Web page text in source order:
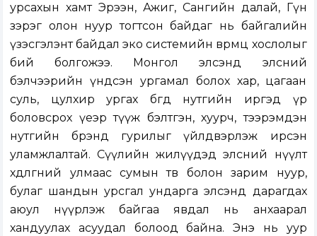
урсахын хамт Эрээн, Ажиг, Сангийн далай, Гүн
зэрэг олон нуур тогтсон байдаг нь байгалийн
үзэсгэлэнт байдал эко системийн өвөрмөц хослолыг
бий болгожээ. Монгол элсэнд элсний
бэлчээрийн үндсэн ургамал болох хар, цагаан
суль, цулхир ургах бөгөөд нутгийн иргэд үр
боловсрох үеэр түүж бэлтгэн, хуурч, тээрэмдэн
нутгийн брэнд гурилыг үйлдвэрлэж ирсэн
уламжлалтай. Сүүлийн жилүүдэд элсний нүүлт
хөдөлгөөний улмаас сумын төв болон зарим нуур,
булаг шандын урсгал ундарга элсэнд дарагдах
аюул нүүрлэж байгаа явдал нь анхаарал
хандуулах асуудал болоод байна. Энэ нь уур